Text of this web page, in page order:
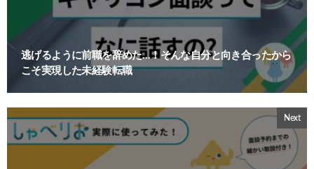
逃げるように前職を辞めた…！そんな自分と向き合ったから
こそ実現した未経験転職
Next